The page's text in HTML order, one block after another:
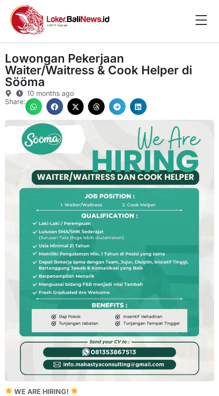
Lowongan Pekerjaan
Waiter/Waitress & Cook Helper di
Sööma
10 months ago
Share:
WE ARE HIRING!